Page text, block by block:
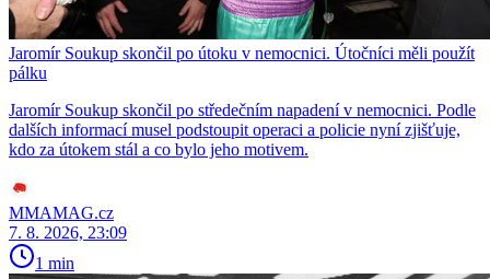
Jaromír Soukup skončil po útoku v nemocnici. Útočníci měli použít
pálku
Jaromír Soukup skončil po středečním napadení v nemocnici. Podle
dalších informací musel podstoupit operaci a policie nyní zjišťuje,
kdo za útokem stál a co bylo jeho motivem.
MMAMAG.cz
7. 8. 2026, 23:09
1 min